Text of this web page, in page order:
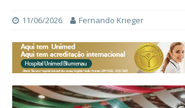
11/06/2026 Fernando Krieger